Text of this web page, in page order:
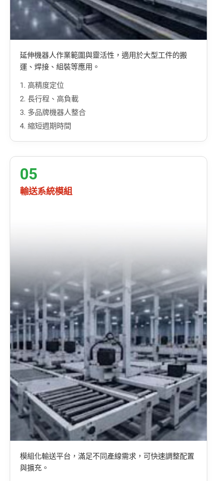
延伸機器人作業範圍與靈活性，適用於大型工件的搬
運、焊接、組裝等應用。
1. 高精度定位
2. 長行程、高負載
3. 多品牌機器人整合
4. 縮短週期時間
05
輸送系統模組
模組化輸送平台，滿足不同產線需求，可快速調整配置
與擴充。